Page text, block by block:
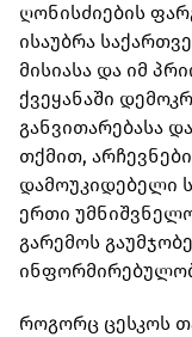
ღონისძიების
ისაუბრა
მისიასა და იმ
ქვეყანაში
განვითარებასა
თქმით,
დამოუკიდებელი
ერთი
გარემოს
როგორც ცესკოს